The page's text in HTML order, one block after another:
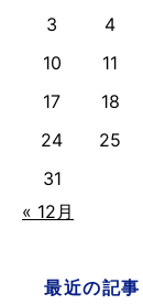
3
4
10
11
17
18
24
25
31
« 12月
最近の記事